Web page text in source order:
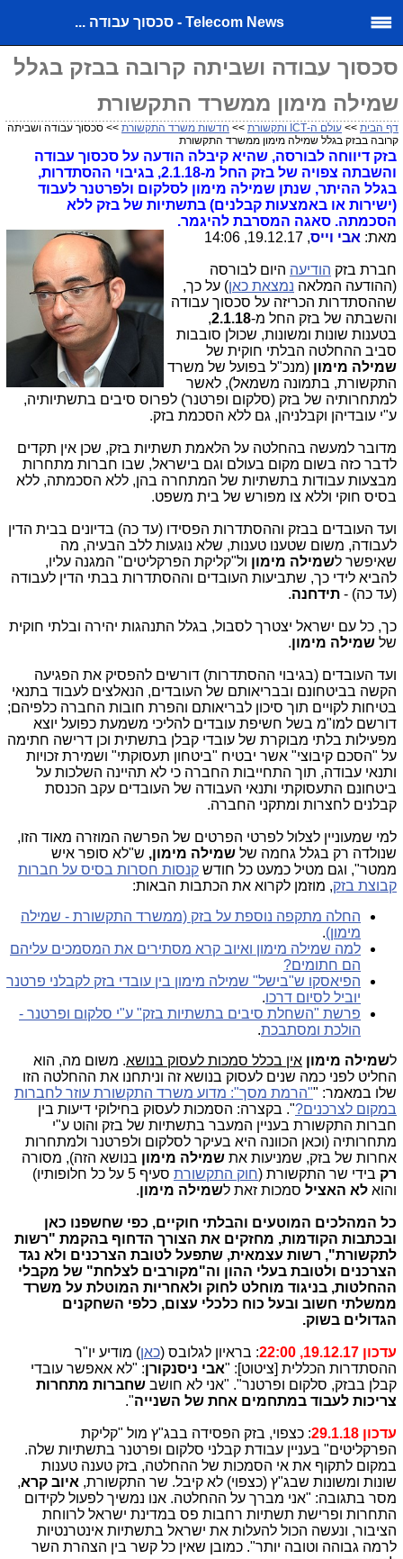
Telecom News - סכסוך עבודה ...
סכסוך עבודה ושביתה קרובה בבזק בגלל
שמילה מימון ממשרד התקשורת
דף הבית >> עולם ה-ICT ותקשורת >> חדשות משרד התקשורת >> סכסוך עבודה ושביתה
קרובה בבזק בגלל שמילה מימון ממשרד התקשורת
בזק דיווחה לבורסה, שהיא קיבלה הודעה על סכסוך עבודה
והשבתה צפויה של בזק החל מ-2.1.18, בגיבוי ההסתדרות,
בגלל ההיתר, שנתן שמילה מימון לסלקום ולפרטנר לעבוד
(ישירות או באמצעות קבלנים) בתשתיות של בזק ללא
הסכמתה. סאגה המסרבת להיגמר.
מאת: אבי וייס, 19.12.17, 14:06
חברת בזק הודיעה היום לבורסה
(ההודעה המלאה נמצאת כאן) על כך,
שההסתדרות הכריזה על סכסוך עבודה
והשבתה של בזק החל מ-2.1.18
,
בטענות שונות ומשונות, שכולן סובבות
סביב ההחלטה הבלתי חוקית של
שמילה מימון (מנכ"ל בפועל של משרד
התקשורת, בתמונה משמאל), לאשר
למתחרותיה של בזק (סלקום ופרטנר) לפרוס סיבים בתשתיותיה,
ע"י עובדיהן וקבלניהן, גם ללא הסכמת בזק.
מדובר למעשה בהחלטה על הלאמת תשתיות בזק, שכן אין תקדים
לדבר כזה בשום מקום בעולם וגם בישראל, שבו חברות מתחרות
מבצעות עבודות בתשתיות של המתחרה בהן, ללא הסכמתה, ללא
בסיס חוקי וללא צו מפורש של בית משפט.
ועד העובדים בבזק וההסתדרות הפסידו (עד כה) בדיונים בבית הדין
לעבודה, משום שטענו טענות, שלא נוגעות ללב הבעיה, מה
שאיפשר לשמילה מימון ול"קליקת הפרקליטים" המגנה עליו,
להביא לידי כך, שתביעות העובדים וההסתדרות בבתי הדין לעבודה
(עד כה) - תידחנה.
כך, כל עם ישראל יצטרך לסבול, בגלל התנהגות יהירה ובלתי חוקית
של שמילה מימון.
ועד העובדים (בגיבוי ההסתדרות) דורשים להפסיק את הפגיעה
הקשה בביטחונם ובבריאותם של העובדים, הנאלצים לעבוד בתנאי
בטיחות לקויים תוך סיכון לבריאותם והפרת חובות החברה כלפיהם;
דורשם למו"מ בשל חשיפת עובדים להליכי משמעת כפועל יוצא
מפעילות בלתי מבוקרת של עובדי קבלן בתשתית וכן דרישה חתימה
על "הסכם קיבוצי" אשר יבטיח "ביטחון תעסוקתי" ושמירת זכויות
ותנאי עבודה, תוך התחייבות החברה כי לא תהיינה השלכות על
ביטחונם התעסוקתי ותנאי העבודה של העובדים עקב הכנסת
קבלנים לחצרות ומתקני החברה.
למי שמעוניין לצלול לפרטי הפרטים של הפרשה המוזרה מאוד הזו,
שנולדה רק בגלל גחמה של שמילה מימון, ש"לא סופר איש
ממטר", וגם מטיל כמעט כל חודש קנסות חסרות בסיס על חברות
קבוצת בזק, מוזמן לקרוא את הכתבות הבאות:
החלה מתקפה נוספת על בזק (ממשרד התקשורת - שמילה
מימון).
למה שמילה מימון ואיוב קרא מסתירים את המסמכים עליהם
הם חתומים?
הפיאסקו ש"בישל" שמילה מימון בין עובדי בזק לקבלני פרטנר
יוביל לסיום דרכו.
פרשת "השחלת סיבים בתשתיות בזק" ע"י סלקום ופרטנר -
הולכת ומסתבכת.
לשמילה מימון אין בכלל סמכות לעסוק בנושא. משום מה, הוא
החליט לפני כמה שנים לעסוק בנושא זה וניתחנו את ההחלטה הזו
שלו במאמר: ""הרמת מסך": מדוע משרד התקשורת עוזר לחברות
במקום לצרכנים?". בקצרה: הסמכות לעסוק בחילוקי דיעות בין
חברות התקשורת בעניין המעבר בתשתיות של בזק והוט ע"י
מתחרותיה (וכאן הכוונה היא בעיקר לסלקום ולפרטנר ולמתחרות
אחרות של בזק, שמניעות את שמילה מימון בנושא הזה), מסורה
רק בידי שר התקשורת (חוק התקשורת
סעיף 5 על כל חלופותיו)
והוא לא האציל סמכות זאת לשמילה מימון.
כל המהלכים המוטעים והבלתי חוקיים, כפי שחשפנו כאן
ובכתבות הקודמות, מחזקים את הצורך הדחוף בהקמת "רשות
לתקשורת", רשות עצמאית, שתפעל לטובת הצרכנים ולא נגד
הצרכנים ולטובת בעלי ההון וה"מקורבים לצלחת" של מקבלי
ההחלטות, בניגוד מוחלט לחוק ולאחריות המוטלת על משרד
ממשלתי חשוב ובעל כוח כלכלי עצום, כלפי השחקנים
הגדולים בשוק.
עדכון 19.12.17, 22:00 : בראיון לגלובס (כאן) מודיע יו"ר
ההסתדרות הכללית [ציטוט]: "אבי ניסנקורן: "לא אאפשר עובדי
קבלן בבזק, סלקום ופרטנר". "אני לא חושב שחברות מתחרות
צריכות לעבוד במתחמים אחת של השנייה".
עדכון 29.1.18
: כצפוי, בזק הפסידה בבג"ץ מול "קליקת
הפרקליטים" בעניין עבודת קבלני סלקום ופרטנר בתשתיות שלה.
במקום לתקוף את אי הסמכות של ההחלטה, בזק טענה טענות
שונות ומשונות שבג"ץ (כצפוי) לא קיבל. שר התקשורת, איוב קרא,
מסר בתגובה: "אני מברך על ההחלטה. אנו נמשיך לפעול לקידום
התחרות ופרישת תשתיות רחבות פס במדינת ישראל לרווחת
הציבור, ונעשה הכול להעלות את ישראל בתשתיות אינטרנטיות
לרמה גבוהה וטובה יותר". כמובן שאין כל קשר בין הצהרת השר